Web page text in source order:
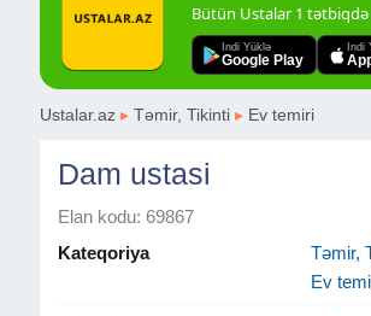
Bütün Ustalar 1 tətbiqdə
Indi Yüklə
Google Play
Indi
Ustalar.az ▸ Təmir, Tikinti ▸ Ev temiri
Dam ustasi
Elan kodu: 69867
Kateqoriya
Təmir,
Ev